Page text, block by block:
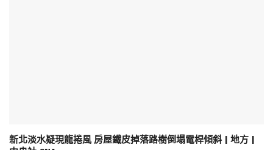
新北淡水疑現龍捲風 房屋鐵皮掉落路樹倒塌電桿傾斜 | 地方 |